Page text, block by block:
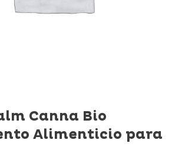
Canna Bio
Alimenticio para